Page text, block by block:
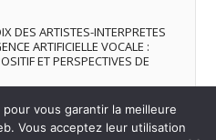
DES ARTISTES-INTERPRETES
ARTIFICIELLE VOCALE :
ET PERSPECTIVES DE
vous garantir la meilleure
Vous acceptez leur utilisation